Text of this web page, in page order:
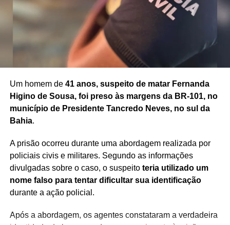
Um homem de 41 anos, suspeito de matar Fernanda
Higino de Sousa, foi preso às margens da BR-101, no
município de Presidente Tancredo Neves, no sul da
Bahia.
A prisão ocorreu durante uma abordagem realizada por
policiais civis e militares. Segundo as informações
divulgadas sobre o caso, o suspeito teria utilizado um
nome falso para tentar dificultar sua identificação
durante a ação policial.
Após a abordagem, os agentes constataram a verdadeira